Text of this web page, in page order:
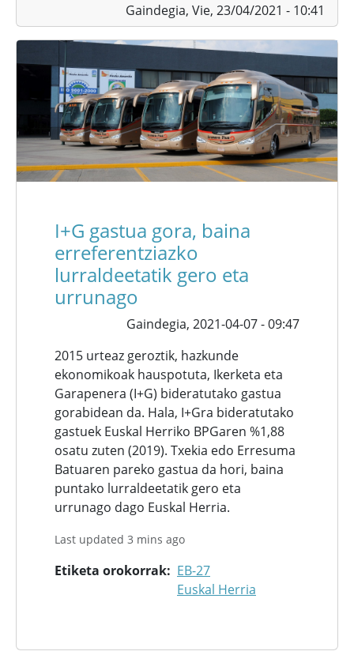
Gaindegia, Vie, 23/04/2021 - 10:41
I+G gastua gora, baina
erreferentziazko
lurraldeetatik gero eta
urrunago
Gaindegia, 2021-04-07 - 09:47
2015 urteaz geroztik, hazkunde
ekonomikoak hauspotuta, Ikerketa eta
Garapenera (I+G) bideratutako gastua
gorabidean da. Hala, I+Gra bideratutako
gastuek Euskal Herriko BPGaren %1,88
osatu zuten (2019). Txekia edo Erresuma
Batuaren pareko gastua da hori, baina
puntako lurraldeetatik gero eta
urrunago dago Euskal Herria.
Last updated 3 mins ago
Etiketa orokorrak
EB-27
Euskal Herria